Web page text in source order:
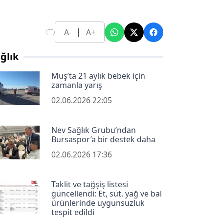
A- | A+
Muş’ta 21 aylık bebek için
zamanla yarış
02.06.2026 22:05
Nev Sağlık Grubu’ndan
Bursaspor’a bir destek daha
02.06.2026 17:36
Taklit ve tağşiş listesi
güncellendi: Et, süt, yağ ve bal
ürünlerinde uygunsuzluk
tespit edildi